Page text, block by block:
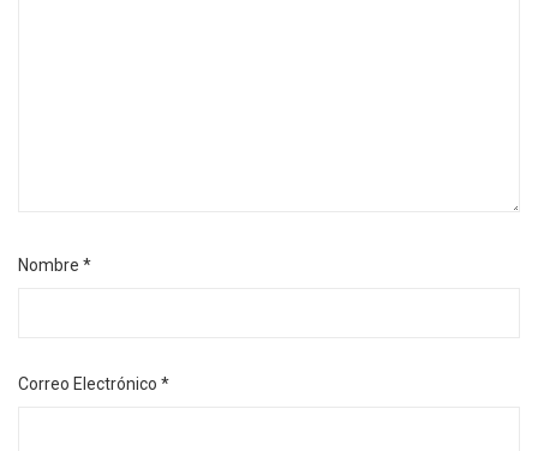
Nombre *
Correo Electrónico *